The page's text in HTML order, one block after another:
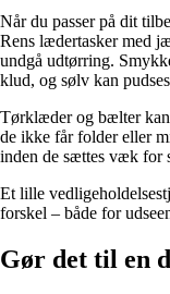
Når du passer på dit
Rens lædertasker med
undgå udtørring.
klud, og sølv kan
Tørklæder og bælter
de ikke får folder eller
inden de sættes væk for
Et lille
forskel – både for
Gør det til en